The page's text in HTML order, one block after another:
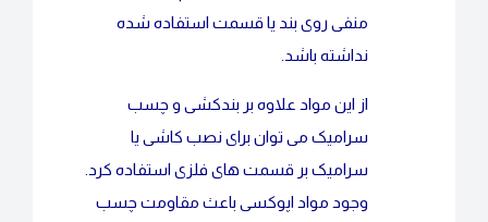
منفی روی بند یا قسمت استفاده شده
نداشته باشد.
از این مواد علاوه بر بندکشی و چسب
سرامیک می توان برای نصب کاشی یا
سرامیک بر قسمت های فلزی استفاده کرد.
وجود مواد اپوکسی باعث مقاومت چسب